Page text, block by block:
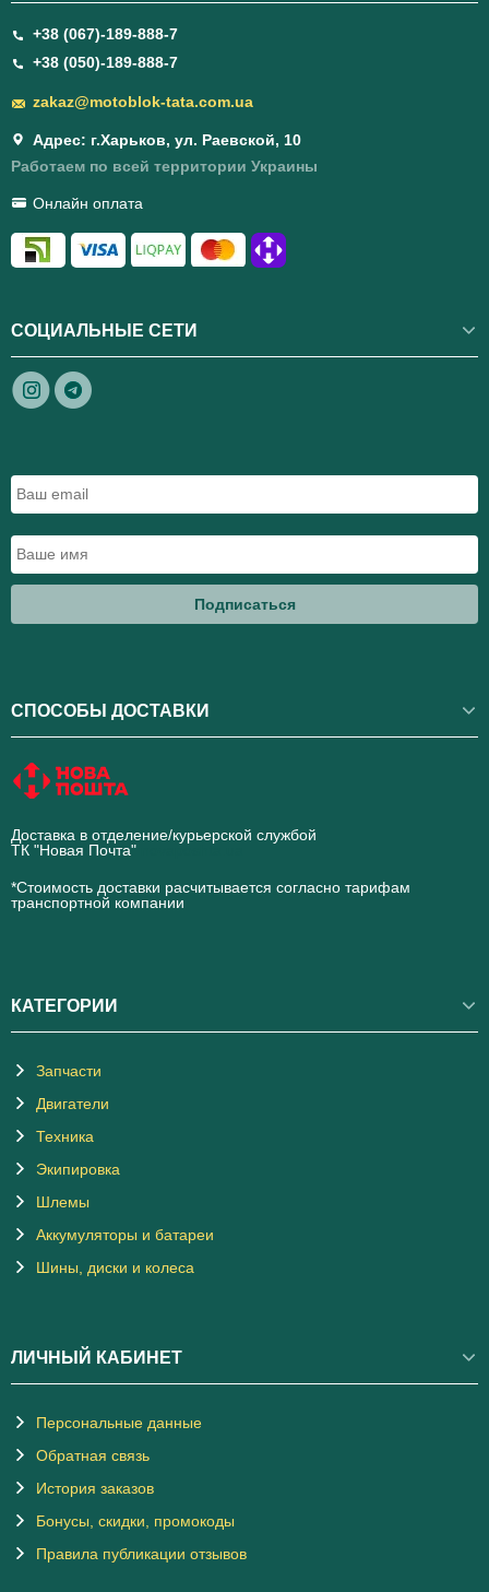
+38 (067)-189-888-7
+38 (050)-189-888-7
zakaz@motoblok-tata.com.ua
Адрес: г.Харьков, ул. Раевской, 10
Работаем по всей территории Украины
Онлайн оплата
СОЦИАЛЬНЫЕ СЕТИ
Подписаться
СПОСОБЫ ДОСТАВКИ
Доставка в отделение/курьерской службой
ТК "Новая Почта"
*Стоимость доставки расчитывается согласно тарифам
транспортной компании
КАТЕГОРИИ
Запчасти
Двигатели
Техника
Экипировка
Шлемы
Аккумуляторы и батареи
Шины, диски и колеса
ЛИЧНЫЙ КАБИНЕТ
Персональные данные
Обратная связь
История заказов
Бонусы, скидки, промокоды
Правила публикации отзывов